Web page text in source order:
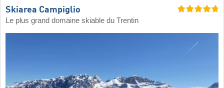
Skiarea Campiglio
Le plus grand domaine skiable du Trentin